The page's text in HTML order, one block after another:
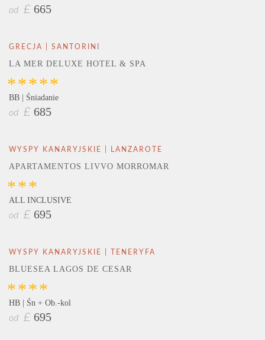
od £ 665
GRECJA | SANTORINI
LA MER DELUXE HOTEL & SPA
*****
BB | Śniadanie
od £ 685
WYSPY KANARYJSKIE | LANZAROTE
APARTAMENTOS LIVVO MORROMAR
***
ALL INCLUSIVE
od £ 695
WYSPY KANARYJSKIE | TENERYFA
BLUESEA LAGOS DE CESAR
****
HB | Śn + Ob.-kol
od £ 695